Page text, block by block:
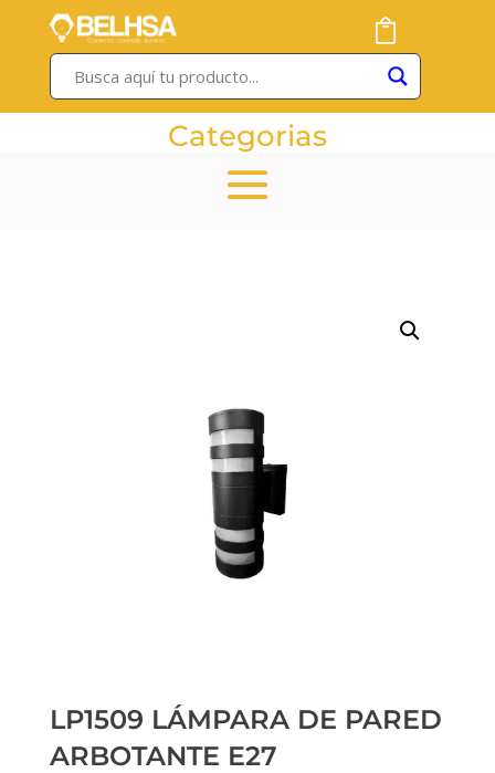
Categorias
LP1509 LÁMPARA DE PARED
ARBOTANTE E27